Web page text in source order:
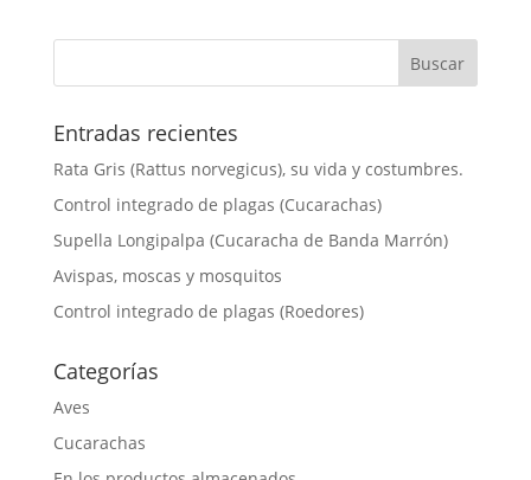
Entradas recientes
Rata Gris (Rattus norvegicus), su vida y costumbres.
Control integrado de plagas (Cucarachas)
Supella Longipalpa (Cucaracha de Banda Marrón)
Avispas, moscas y mosquitos
Control integrado de plagas (Roedores)
Categorías
Aves
Cucarachas